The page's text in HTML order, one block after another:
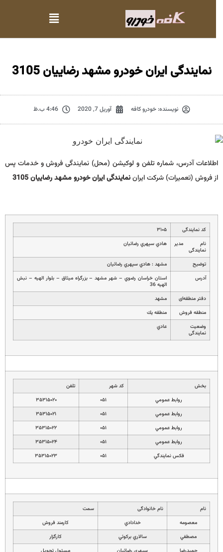
نمایندگی ایران خودرو مشهد رضاییان 3105
نویسنده:خودرو کافه آوریل 7, 2020 4:46 ب.ظ
اطلاعات آدرس، شماره تلفن و لوکیشن (محل) نمایندگی فروش و خدمات پس
از فروش (تعمیرات) شرکت ایراننمایندگی ایران خودرو مشهد رضاییان 3105
کد نمایندگی
۳۱۰۵
نام مدیر
نمایندگی
هادي سپهري رضائيان
توضیح
مشهد : هادي سپهري رضائيان
آدرس
استان خراسان رضوي – شهر مشهد – بزرگراه ميثاق – بلوار الهيه – نبش
الهيه 36
دفتر منطقه‌ای
مشهد
منطقه فروش
منطقه يك
وضعیت
نمایندگی
عادي
بخش کد شهر
تلفن
روابط عمومي
۰۵۱
۳۵۳۱۵۰۲۰
روابط عمومي
۰۵۱
۳۵۳۱۵۰۲۱
روابط عمومي
۰۵۱
۳۵۳۱۵۰۲۲
روابط عمومي
۰۵۱
۳۵۳۱۵۰۲۴
فكس نمايندگي
۰۵۱ ۳۵۳۱۵۰۲۳
نام نام خانوادگی
سمت
معصومه
خدادادي
كارمند فروش
مصطفي
سالاري بركوئي
كارگزار